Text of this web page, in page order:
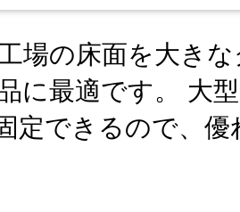
場の床面を大き
に最適です。 大
定できるので、優